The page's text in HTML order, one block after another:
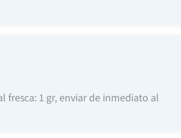
fresca: 1 gr, enviar de inmediato al